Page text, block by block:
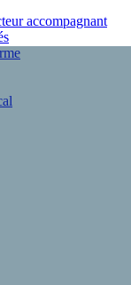
accompagnant